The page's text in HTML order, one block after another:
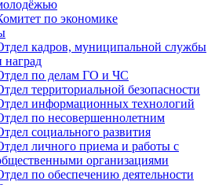
по экономике
кадров, муниципальной службы
наград
по делам ГО и ЧС
территориальной безопасности
информационных технологий
по несовершеннолетним
социального развития
личного приема и работы с
организациями
по обеспечению деятельности